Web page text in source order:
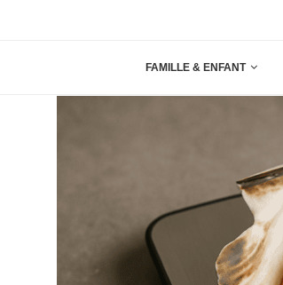
FAMILLE & ENFANT